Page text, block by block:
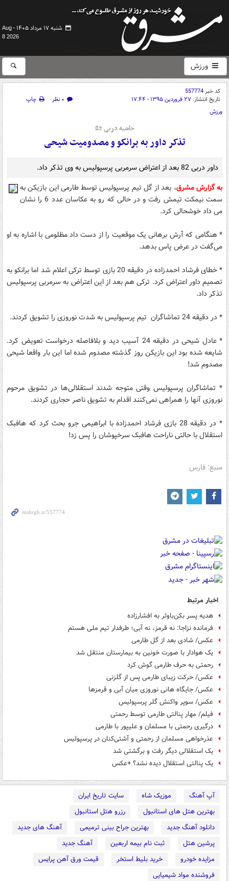
شنبه ۱۷ مرداد ۱۴۰۵ -
Aug
8 2026
ورزش
کد خبر557774
تاریخ انتشار: ۲۷ فروردین ۱۳۹۵ - ۱۷:۴۴ ۰ نظر
چاپ
ورزش
حاشیه دربی 82
تذکر داور به برانکو و مصدومیت شیحی
داور دربی 82 بعد از اعتراض سرمربی پرسپولیس به وی تذکر داد.
به گزارش مشرق، بعد از گل تیم پرسپولیس توسط طارمی این بازیکن به
سمت نیمکت تیمش رفت و در حالی که رو به عکاسان عدد 6 را نشان
می داد خوشحالی کرد.
* هنگامی که آرش برهانی یک موقعیت را از دست داد مظلومی با اشاره به او
می‌گفت در عرض پاس بدهد.
* خطای فرشاد احمدزاده در دقیقه 20 بازی توسط ترکی اعلام شد اما برانکو به
تصمیم داور اعتراض کرد. ترکی هم بعد از این اعتراض به سرمربی پرسپولیس
تذکر داد.
* در دقیقه 24 تماشاگران تیم پرسپولیس به شدت نوروزی را تشویق کردند.
* عادل شیحی در دقیقه 24 آسیب دید و بلافاصله درخواست تعویض کرد.
شایعه شده بود این بازیکن روز گذشته مصدوم شده اما این بار واقعا شیحی
مصدوم شد!
* تماشاگران پرسپولیس وقتی متوجه شدند استقلالی‌ها در تشویق مرحوم
نوروزی آنها را همراهی نمی‌کنند اقدام به تشویق ناصر حجاری کردند.
* در دقیقه 28 بازی فرشاد احمدزاده با ابراهیمی جرو بحث کرد که هافبک
استقلال با حالتی ناراحت هافبک سرخپوشان را پس زد!
منبع: فارس
اخبار مرتبط
هدیه پسر بکن‌باوئر به افشارزاده
فرمانده نزاجا: نه قرمز، نه آبی؛ طرفدار تیم ملی هستم
عکس/ شادی بعد از گل طارمی
یک هوادار با صورت خونین به بیمارستان منتقل شد
رحمتی به حرف طارمی گوش کرد
عکس/ حرکت زیبای طارمی پس از گلزنی
عکس/ جایگاه هانی نوروزی میان آبی و قرمزها
عکس/ سوپر واکنش گلر پرسپولیس
فیلم/ مهار پنالتی طارمی توسط رحمتی
درگیری رحمتی با مسلمان و علیپور با طارمی
عذرخواهی مسلمان از رحمتی و آشتی‌کنان در پرسپولیس
یک استقلالی دیگر رفت و برگشتی شد
یک پنالتی استقلال دیده نشد؟ +عکس
آپ آهنگ موزیک شاه
سایت تاریخ ایران
بهترین هتل های استانبول
رزرو هتل استانبول
دانلود آهنگ جدید
بهترین جراح بینی ترمیمی
آهنگ های جدید
پرشین هتل
ثبت نام بیمه اربعین
آهنگ جدید
مزایده خودرو
خرید بلیط استخر
قیمت ورق آهن پرایس
فروشنده مواد شیمیایی